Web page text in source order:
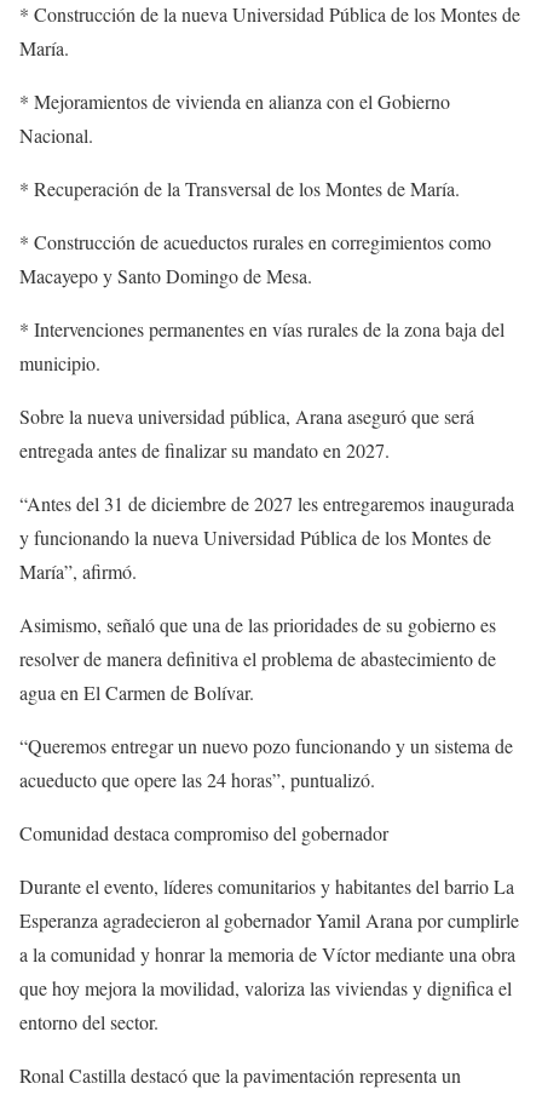
* Construcción de la nueva Universidad Pública de los Montes de
María.
* Mejoramientos de vivienda en alianza con el Gobierno
Nacional.
* Recuperación de la Transversal de los Montes de María.
* Construcción de acueductos rurales en corregimientos como
Macayepo y Santo Domingo de Mesa.
* Intervenciones permanentes en vías rurales de la zona baja del
municipio.
Sobre la nueva universidad pública, Arana aseguró que será
entregada antes de finalizar su mandato en 2027.
“Antes del 31 de diciembre de 2027 les entregaremos inaugurada
y funcionando la nueva Universidad Pública de los Montes de
María”, afirmó.
Asimismo, señaló que una de las prioridades de su gobierno es
resolver de manera definitiva el problema de abastecimiento de
agua en El Carmen de Bolívar.
“Queremos entregar un nuevo pozo funcionando y un sistema de
acueducto que opere las 24 horas”, puntualizó.
Comunidad destaca compromiso del gobernador
Durante el evento, líderes comunitarios y habitantes del barrio La
Esperanza agradecieron al gobernador Yamil Arana por cumplirle
a la comunidad y honrar la memoria de Víctor mediante una obra
que hoy mejora la movilidad, valoriza las viviendas y dignifica el
entorno del sector.
Ronal Castilla destacó que la pavimentación representa un